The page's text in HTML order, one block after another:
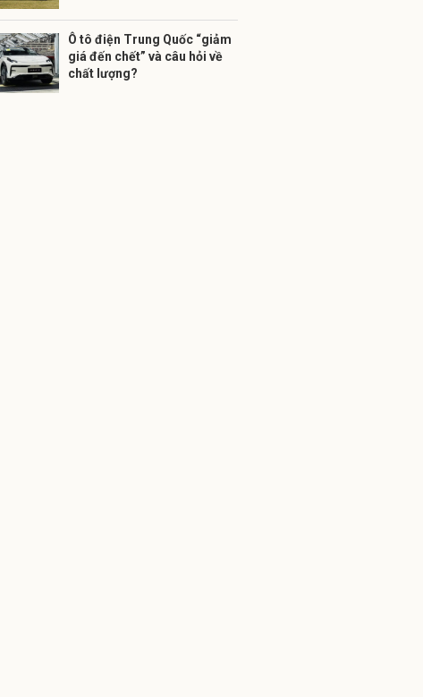
Ô tô điện Trung Quốc “giảm
giá đến chết” và câu hỏi về
chất lượng?